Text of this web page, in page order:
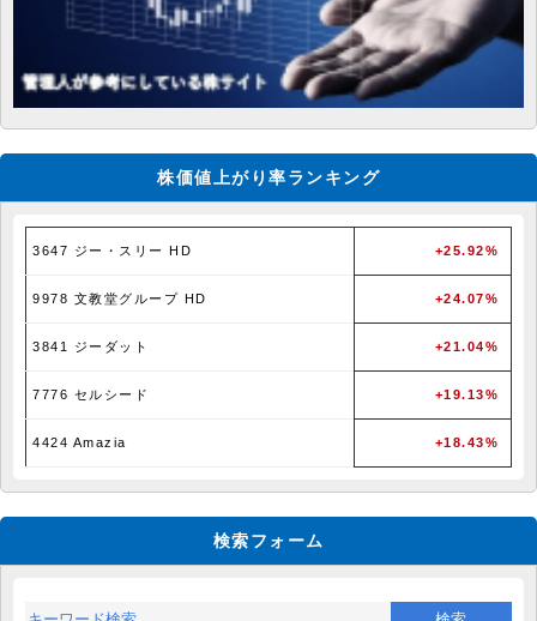
株価値上がり率ランキング
3647 ジー・スリー HD +25.92%
9978 文教堂グループ HD +24.07%
3841 ジーダット +21.04%
7776 セルシード +19.13%
4424 Amazia +18.43%
検索フォーム